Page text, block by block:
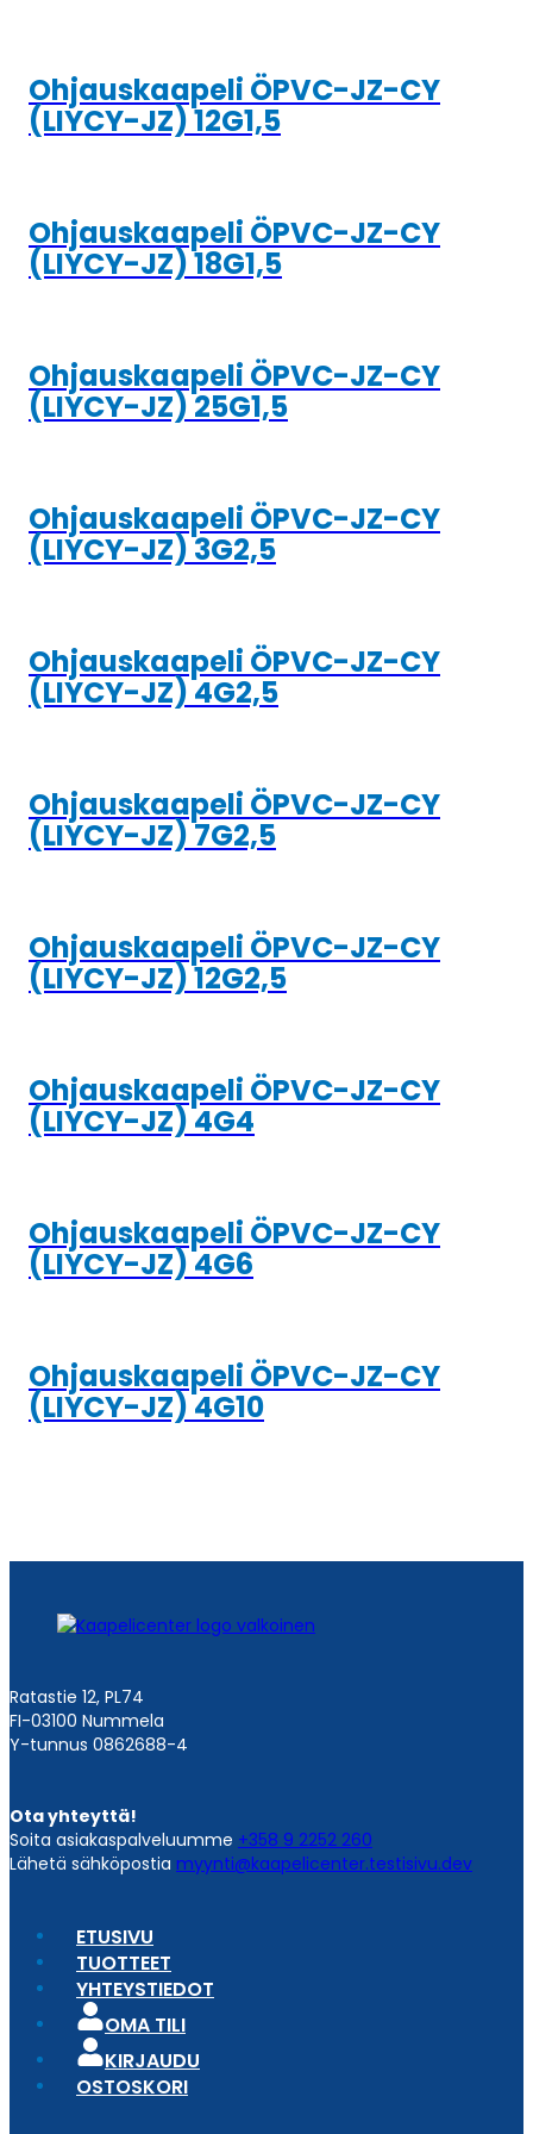
Ohjauskaapeli ÖPVC-JZ-CY
(LIYCY-JZ) 12G1,5
Ohjauskaapeli ÖPVC-JZ-CY
(LIYCY-JZ) 18G1,5
Ohjauskaapeli ÖPVC-JZ-CY
(LIYCY-JZ) 25G1,5
Ohjauskaapeli ÖPVC-JZ-CY
(LIYCY-JZ) 3G2,5
Ohjauskaapeli ÖPVC-JZ-CY
(LIYCY-JZ) 4G2,5
Ohjauskaapeli ÖPVC-JZ-CY
(LIYCY-JZ) 7G2,5
Ohjauskaapeli ÖPVC-JZ-CY
(LIYCY-JZ) 12G2,5
Ohjauskaapeli ÖPVC-JZ-CY
(LIYCY-JZ) 4G4
Ohjauskaapeli ÖPVC-JZ-CY
(LIYCY-JZ) 4G6
Ohjauskaapeli ÖPVC-JZ-CY
(LIYCY-JZ) 4G10
Ratastie 12, PL74
FI-03100 Nummela
Y-tunnus 0862688-4
Ota yhteyttä!
Soita asiakaspalveluumme +358 9 2252 260
Lähetä sähköpostia myynti@kaapelicenter.testisivu.dev
ETUSIVU
TUOTTEET
YHTEYSTIEDOT
OMA TILI
KIRJAUDU
OSTOSKORI